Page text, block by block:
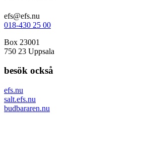
efs@efs.nu
018-430 25 00
Box 23001
750 23 Uppsala
besök också
efs.nu
salt.efs.nu
budbararen.nu